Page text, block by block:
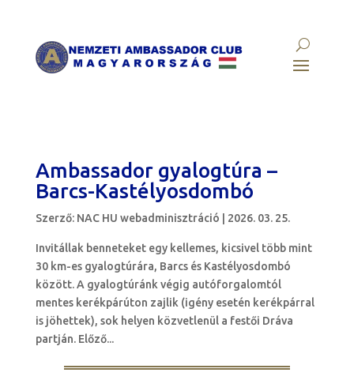
Ambassador gyalogtúra –
Barcs-Kastélyosdombó
Szerző: NAC HU webadminisztráció 2026. 03. 25.
Invitállak benneteket egy kellemes, kicsivel több mint
30 km-es gyalogtúrára, Barcs és Kastélyosdombó
között. A gyalogtúránk végig autóforgalomtól
mentes kerékpárúton zajlik (igény esetén kerékpárral
is jöhettek), sok helyen közvetlenül a festői Dráva
partján. Előző...